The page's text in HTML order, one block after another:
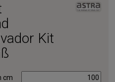
Kit
cm